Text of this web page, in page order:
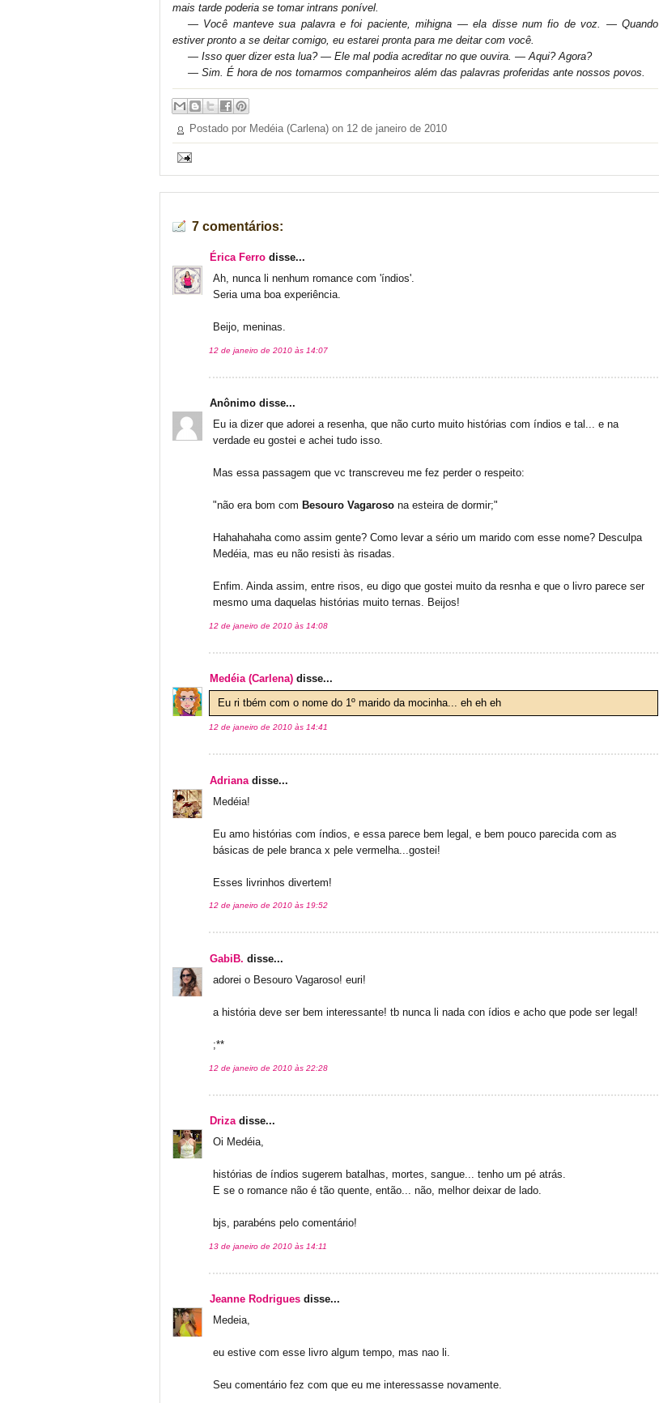
mais tarde poderia se tomar intrans ponível.
— Você manteve sua palavra e foi paciente,mihigna —ela disse num fio de voz. —Quando
estiver pronto a se deitar comigo, eu estarei pronta para me deitar com você.
— Isso quer dizer esta lua? — Ele mal podia acreditar no que ouvira. — Aqui? Agora?
— Sim. É hora de nos tomarmos companheiros além das palavras proferidas ante nossos povos.
Postado por Medéia (Carlena) on 12 de janeiro de 2010
7 comentários:
Érica Ferro disse...
Ah, nunca li nenhum romance com 'índios'.
Seria uma boa experiência.
Beijo, meninas.
12 de janeiro de 2010 às 14:07
Anônimo disse...
Eu ia dizer que adorei a resenha, que não curto muito histórias com índios e tal... e na
verdade eu gostei e achei tudo isso.
Mas essa passagem que vc transcreveu me fez perder o respeito:
"não era bom com Besouro Vagaroso na esteira de dormir;"
Hahahahaha como assim gente? Como levar a sério um marido com esse nome? Desculpa
Medéia, mas eu não resisti às risadas.
Enfim. Ainda assim, entre risos, eu digo que gostei muito da resnha e que o livro parece ser
mesmo uma daquelas histórias muito ternas. Beijos!
12 de janeiro de 2010 às 14:08
Medéia (Carlena) disse...
Eu ri tbém com o nome do 1º marido da mocinha... eh eh eh
12 de janeiro de 2010 às 14:41
Adriana disse...
Medéia!
Eu amo histórias com índios, e essa parece bem legal, e bem pouco parecida com as
básicas de pele branca x pele vermelha...gostei!
Esses livrinhos divertem!
12 de janeiro de 2010 às 19:52
GabiB. disse...
adorei o Besouro Vagaroso! euri!
a história deve ser bem interessante! tb nunca li nada con ídios e acho que pode ser legal!
;**
12 de janeiro de 2010 às 22:28
Driza disse...
Oi Medéia,
histórias de índios sugerem batalhas, mortes, sangue... tenho um pé atrás.
E se o romance não é tão quente, então... não, melhor deixar de lado.
bjs, parabéns pelo comentário!
13 de janeiro de 2010 às 14:11
Jeanne Rodrigues disse...
Medeia,
eu estive com esse livro algum tempo, mas nao li.
Seu comentário fez com que eu me interessasse novamente.